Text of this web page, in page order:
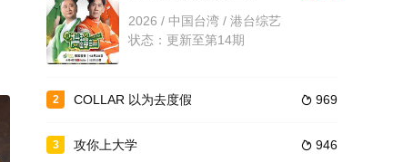
2026 / 中国台湾 / 港台综艺
状态：更新至第14期
2  969
COLLAR 以为去度假
3  946
攻你上大学